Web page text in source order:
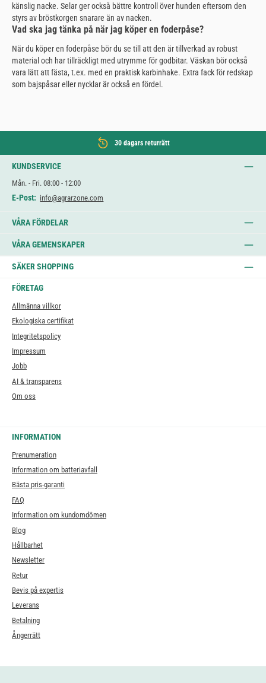
känslig nacke. Selar ger också bättre kontroll över hunden eftersom den
styrs av bröstkorgen snarare än av nacken.
Vad ska jag tänka på när jag köper en foderpåse?
När du köper en foderpåse bör du se till att den är tillverkad av robust
material och har tillräckligt med utrymme för godbitar. Väskan bör också
vara lätt att fästa, t.ex. med en praktisk karbinhake. Extra fack för redskap
som bajspåsar eller nycklar är också en fördel.
30 dagars returrätt
KUNDSERVICE
Mån. - Fri. 08:00 - 12:00
E-Post: info@agrarzone.com
VÅRA FÖRDELAR
VÅRA GEMENSKAPER
SÄKER SHOPPING
FÖRETAG
Allmänna villkor
Ekologiska certifikat
Integritetspolicy
Impressum
Jobb
AI & transparens
Om oss
INFORMATION
Prenumeration
Information om batteriavfall
Bästa pris-garanti
FAQ
Information om kundomdömen
Blog
Hållbarhet
Newsletter
Retur
Bevis på expertis
Leverans
Betalning
Ångerrätt